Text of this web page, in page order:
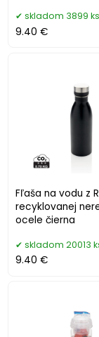
skladom 3899 ks
9.40 €
Fľaša na vodu z
recyklovanej
ocele čierna
skladom 20013
9.40 €